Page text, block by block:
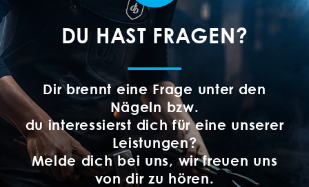
DU HAST FRAGEN?
Dir brennt eine Frage unter den
Nägeln bzw.
du interessierst dich für eine unserer
Leistungen?
Melde dich bei uns, wir freuen uns
von dir zu hören.